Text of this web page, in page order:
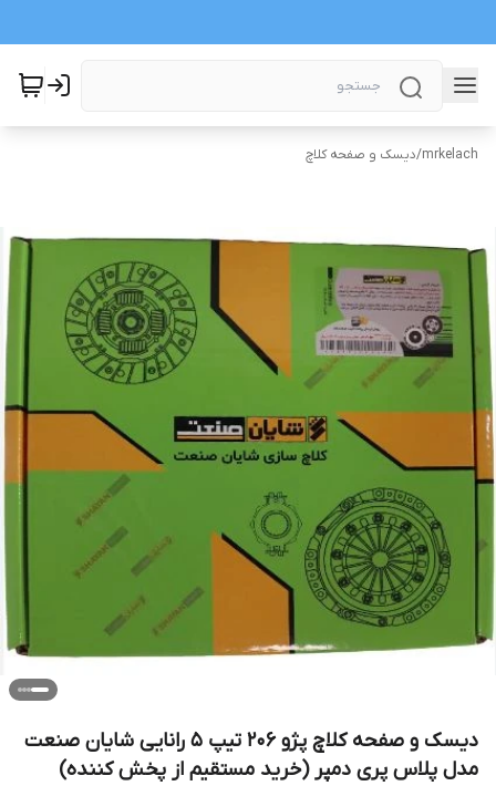
mrkelach
/دیسک و صفحه کلاچ
دیسک و صفحه کلاچ پژو 206 تیپ 5 رانایی شایان صنعت
مدل پلاس پری دمپر (خرید مستقیم از پخش کننده)